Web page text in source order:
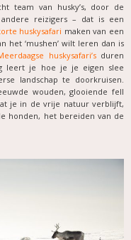
team van husky’s, door de
reizigers – dat is een
huskysafari maken van een
het ‘mushen’ wilt leren dan is
huskysafari’sduren
leert je hoe je je eigen slee
landschap te doorkruisen.
wouden, glooiende fell
je in de vrije natuur verblijft,
honden, het bereiden van de